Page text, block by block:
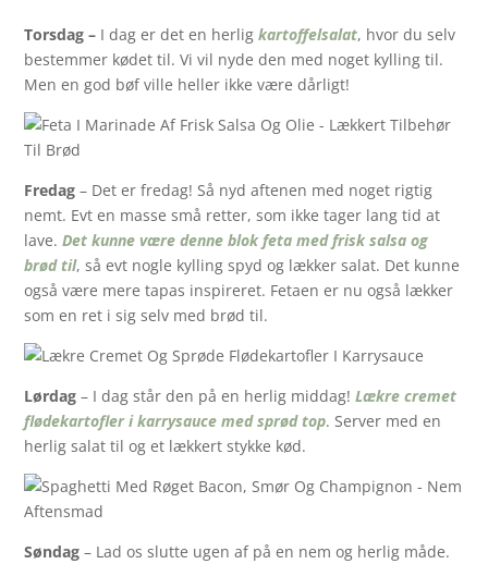
Torsdag – I dag er det en herligkartoffelsalat, hvor du selv
bestemmer kødet til. Vi vil nyde den med noget kylling til.
Men en god bøf ville heller ikke være dårligt!
Fredag – Det er fredag! Så nyd aftenen med noget rigtig
nemt. Evt en masse små retter, som ikke tager lang tid at
lave.Det kunne være denne blok feta med frisk salsa og
brød til, så evt nogle kylling spyd og lækker salat. Det kunne
også være mere tapas inspireret. Fetaen er nu også lækker
som en ret i sig selv med brød til.
Lørdag – I dag står den på en herlig middag!Lækre cremet
flødekartofler i karrysauce med sprød top. Server med en
herlig salat til og et lækkert stykke kød.
Søndag – Lad os slutte ugen af på en nem og herlig måde.